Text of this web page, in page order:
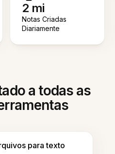
2 mi
Notas Criadas
Diariamente
a todas as
para texto